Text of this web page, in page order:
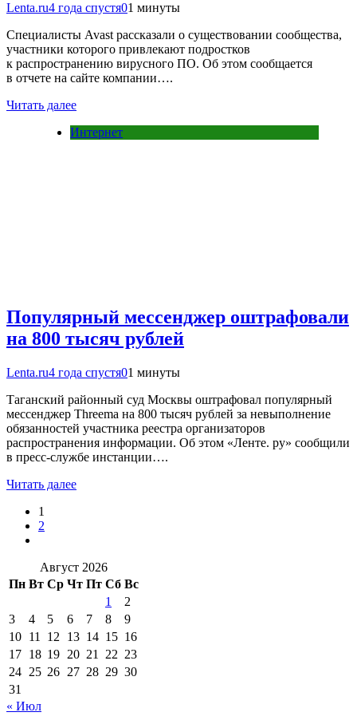
Lenta.ru4 года спустя01 минуты
Специалисты Avast рассказали о существовании сообщества,
участники которого привлекают подростков
к распространению вирусного ПО. Об этом сообщается
в отчете на сайте компании….
Читать далее
Интернет
Популярный мессенджер оштрафовали
на 800 тысяч рублей
Lenta.ru4 года спустя01 минуты
Таганский районный суд Москвы оштрафовал популярный
мессенджер Threema на 800 тысяч рублей за невыполнение
обязанностей участника реестра организаторов
распространения информации. Об этом «Ленте. ру» сообщили
в пресс-службе инстанции….
Читать далее
1
2
Август 2026
Пн Вт Ср Чт Пт Сб Вс
1
2
3
4 5 6 7 8
9
10 11 12 13 14 15 16
17 18 19 20 21 22 23
24 25 26 27 28 29 30
31
« Июл